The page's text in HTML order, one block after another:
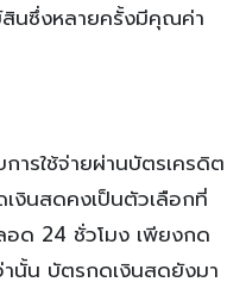
นซึ่งหลายครั้งมีคุณค่า
รใช้จ่ายผ่านบัตรเครดิต
งินสดคงเป็นตัวเลือกที่
อด 24 ชั่วโมง เพียงกด
านั้น บัตรกดเงินสดยังมา